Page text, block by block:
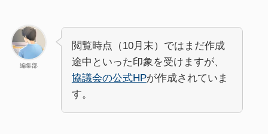
編集部
閲覧時点（10月末）ではまだ作成
途中といった印象を受けますが、
協議会の公式HPが作成されていま
す。